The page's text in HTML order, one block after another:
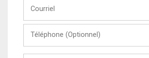
(Optionnel)
Message